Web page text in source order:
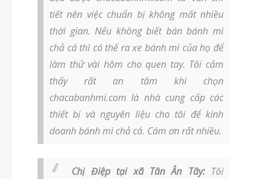
tiết nên việc chuẩn bị không mất nhiều
thời gian. Nếu không biết bán bánh mì
chả cá thì có thể ra xe bánh mì của họ để
làm thử vài hôm cho quen tay. Tôi cảm
thấy rất an tâm khi chọn
chacabanhmi.com là nhà cung cấp các
thiết bị và nguyên liệu cho tôi để kinh
doanh bánh mì chả cá. Cám ơn rất nhiều.
Chị Điệp tại xã Tân Ân Tây:Tôi